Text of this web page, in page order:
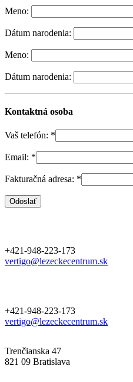
Meno:
Dátum narodenia:
Meno:
Dátum narodenia:
Kontaktná osoba
Vaš telefón: *
Email: *
Fakturačná adresa: *
+421-948-223-173
vertigo@lezeckecentrum.sk
+421-948-223-173
vertigo@lezeckecentrum.sk
Trenčianska 47
821 09 Bratislava